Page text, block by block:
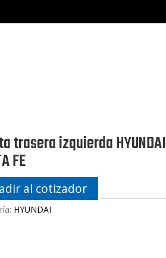
trasera izquierda HYUNDAI
FE
al cotizador
HYUNDAI